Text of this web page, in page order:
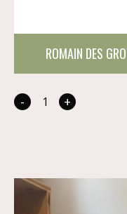
ROMAIN DES
-
quantité
+